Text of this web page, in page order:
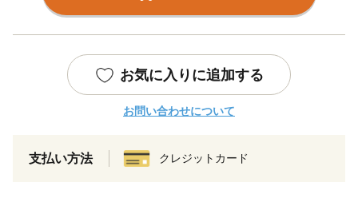
お気に入りに追加する
お問い合わせについて
支払い方法 クレジットカード